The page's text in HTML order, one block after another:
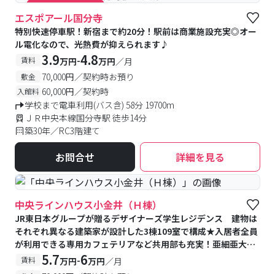
#キャンペーン実施中
エスポアール国分寺
特別快速停車駅！新宿まで約20分！駅前は商業施設充実◎オー
ル電化なので、光熱費が抑えられます♪
賃料 3.9万円-4.8万円／月
敷金 70,000円／契約時お預り
入館料 60,000円／契約時
学校まで電車利用(バス含) 58分 19700m
ＪＲ中央本線国分寺駅 徒歩14分
築30年／RC3階建て
お問合せ 詳細を見る
#食事付き
中央ラインハウス小金井（Ｈ棟）
JR東日本グループが贈るデザイナーズ学生レジデンス 建物は
それぞれ異なる建築家が設計した3棟109室で構成★入居者全員
が利用できる専用カフェテリアなど共用部も充実！亜細亜大学
提携寮
賃料 5.7万円-6万円／月